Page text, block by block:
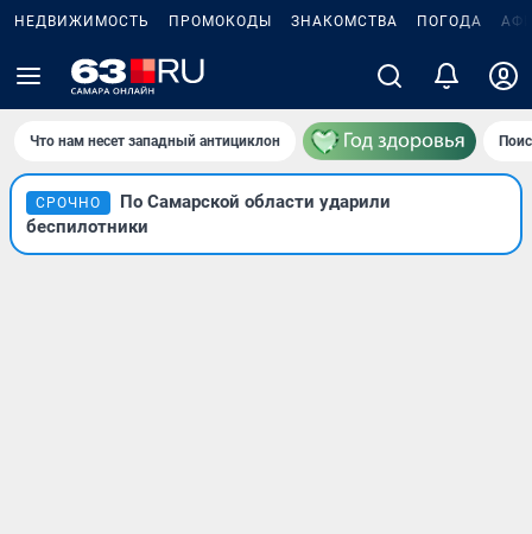
НЕДВИЖИМОСТЬ ПРОМОКОДЫ ЗНАКОМСТВА ПОГОДА
Что нам несет западный антициклон
СРОЧНО
По Самарской области ударили
беспилотники